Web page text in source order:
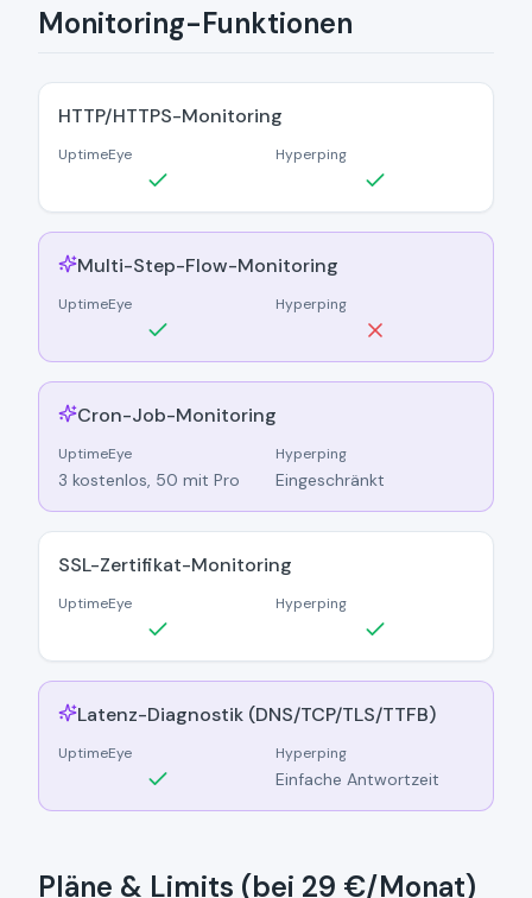
Monitoring-Funktionen
HTTP/HTTPS-Monitoring
UptimeEye Hyperping
Multi-Step-Flow-Monitoring
UptimeEye Hyperping
Cron-Job-Monitoring
UptimeEye
3 kostenlos, 50 mit Pro
Hyperping
Eingeschränkt
SSL-Zertifikat-Monitoring
UptimeEye Hyperping
Latenz-Diagnostik (DNS/TCP/TLS/TTFB)
UptimeEye Hyperping
Einfache Antwortzeit
Pläne & Limits (bei 29 €/Monat)